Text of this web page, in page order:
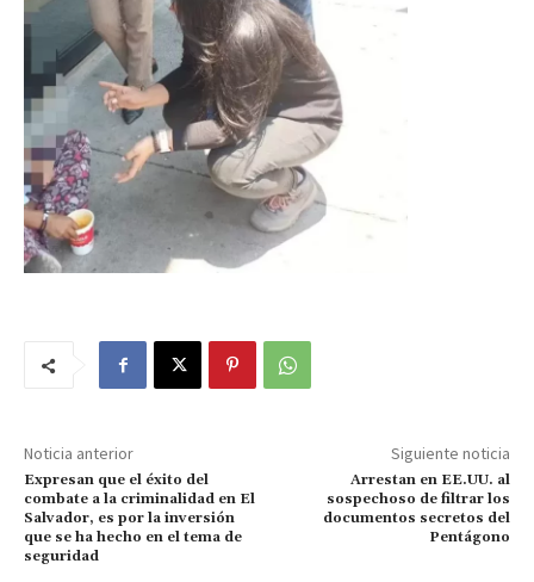
Noticia anterior
Expresan que el éxito del
combate a la criminalidad en El
Salvador, es por la inversión
que se ha hecho en el tema de
seguridad
Siguiente noticia
Arrestan en EE.UU. al
sospechoso de filtrar los
documentos secretos del
Pentágono